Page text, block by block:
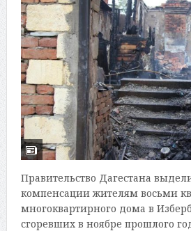
Правительство Дагестана
компенсации жителям восьми
многоквартирного дома в
сгоревших в ноябре прошлого